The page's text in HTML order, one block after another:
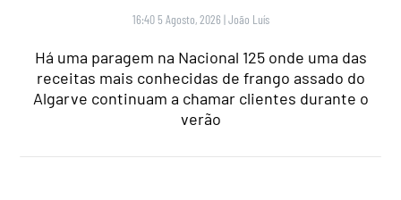
16:40 5 Agosto, 2026 |João Luís
Há uma paragem na Nacional 125 onde uma das
receitas mais conhecidas de frango assado do
Algarve continuam a chamar clientes durante o
verão